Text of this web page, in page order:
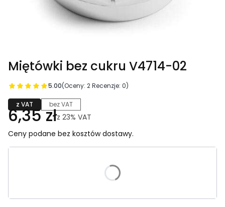
Miętówki bez cukru V4714-02
5.00(Oceny: 2 Recenzje: 0)
z VAT bez VAT
6,35 złz 23% VAT
Ceny podane bez kosztów dostawy.
Poszczególne warianty mogą różnić się ceną